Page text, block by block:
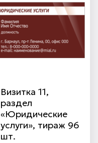
Визитка 11,
раздел
«Юридические
услуги», тираж 96
шт.